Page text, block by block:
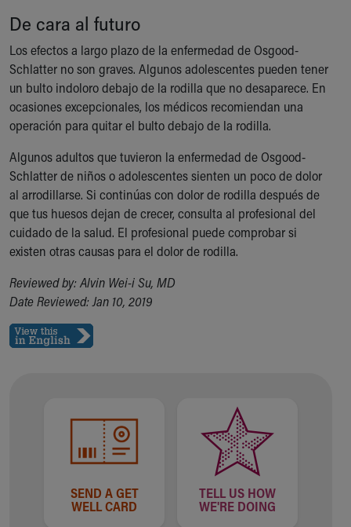
De cara al futuro
Los efectos a largo plazo de la enfermedad de Osgood-
Schlatter no son graves. Algunos adolescentes pueden tener
un bulto indoloro debajo de la rodilla que no desaparece. En
ocasiones excepcionales, los médicos recomiendan una
operación para quitar el bulto debajo de la rodilla.
Algunos adultos que tuvieron la enfermedad de Osgood-
Schlatter de niños o adolescentes sienten un poco de dolor
al arrodillarse. Si continúas con dolor de rodilla después de
que tus huesos dejan de crecer, consulta al profesional del
cuidado de la salud. El profesional puede comprobar si
existen otras causas para el dolor de rodilla.
Reviewed by: Alvin Wei-i Su, MD
Date Reviewed: Jan 10, 2019
SEND A GET
WELL CARD
TELL US HOW
WE'RE DOING